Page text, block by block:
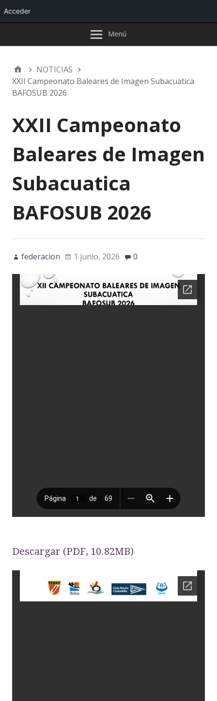
Menú
NOTICIAS
XXII Campeonato Baleares de Imagen Subacuatica
BAFOSUB 2026
XXII Campeonato
Baleares de Imagen
Subacuatica
BAFOSUB 2026
federacion 1 junio, 2026 0
Descargar (PDF, 10.82MB)
Acceder